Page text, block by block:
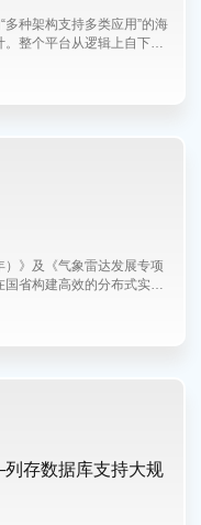
种架构支持多类应用”的海
整个平台从逻辑上自下而
》及《气象雷达发展专项
省构建高效的分布式实时
存数据库支持大规